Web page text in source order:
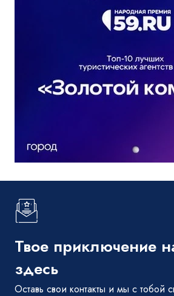
Твое приключение
здесь
Оставь свои контакты и мы с тобой